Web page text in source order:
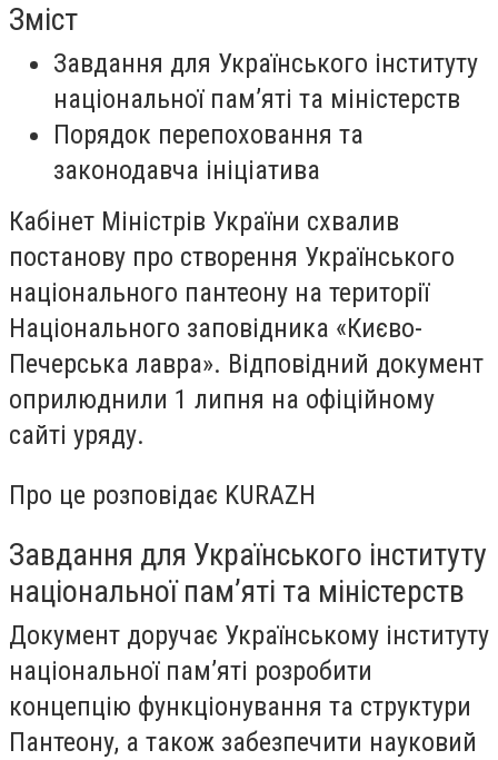
Зміст
Завдання для Українського інституту
національної пам’яті та міністерств
Порядок перепоховання та
законодавча ініціатива
Кабінет Міністрів України схвалив
постанову про створення Українського
національного пантеону на території
Національного заповідника «Києво-
Печерська лавра». Відповідний документ
оприлюднили 1 липня на офіційному
сайті уряду.
Про це розповідає KURAZH
Завдання для Українського інституту
національної пам’яті та міністерств
Документ доручає Українському інституту
національної пам’яті розробити
концепцію функціонування та структури
Пантеону, а також забезпечити науковий